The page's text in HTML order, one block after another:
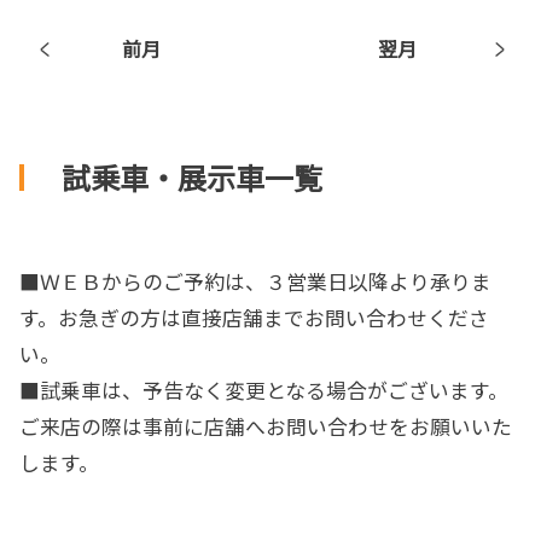
前月 翌月
試乗車・展示車一覧
■ＷＥＢからのご予約は、３営業日以降より承りま
す。お急ぎの方は直接店舗までお問い合わせくださ
い。
■試乗車は、予告なく変更となる場合がございます。
ご来店の際は事前に店舗へお問い合わせをお願いいた
します。